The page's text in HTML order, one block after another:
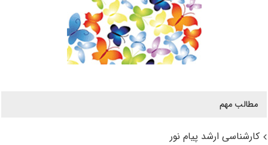
مطالب مهم
کارشناسی ارشد پیام نور